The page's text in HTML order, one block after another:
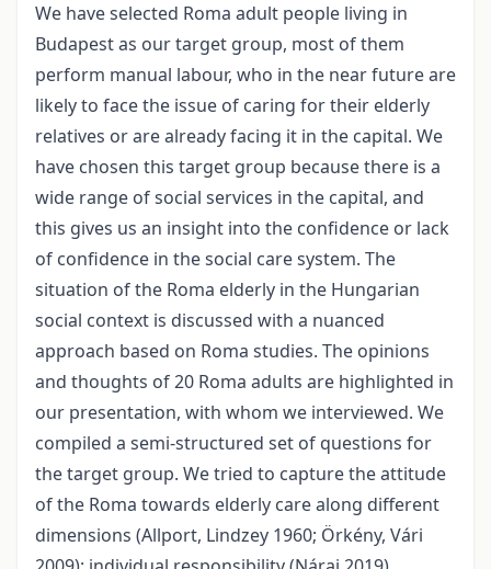
We have selected Roma adult people living in
Budapest as our target group, most of them
perform manual labour, who in the near future are
likely to face the issue of caring for their elderly
relatives or are already facing it in the capital. We
have chosen this target group because there is a
wide range of social services in the capital, and
this gives us an insight into the confidence or lack
of confidence in the social care system. The
situation of the Roma elderly in the Hungarian
social context is discussed with a nuanced
approach based on Roma studies. The opinions
and thoughts of 20 Roma adults are highlighted in
our presentation, with whom we interviewed. We
compiled a semi-structured set of questions for
the target group. We tried to capture the attitude
of the Roma towards elderly care along different
dimensions (Allport, Lindzey 1960; Örkény, Vári